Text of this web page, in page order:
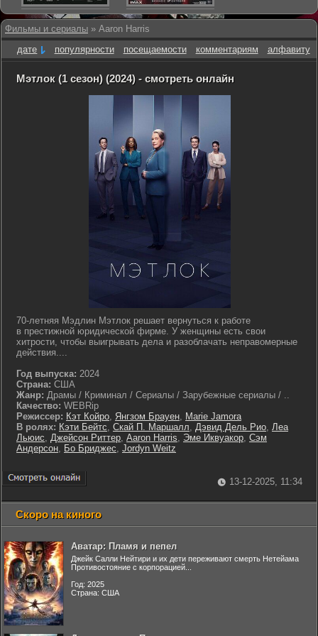
Фильмы и сериалы » Aaron Harris
дате
популярности посещаемости комментариям алфавиту
Мэтлок (1 сезон) (2024) - смотреть онлайн
70-летняя Мэдлин Мэтлок решает вернуться к работе
в престижной юридической фирме. У женщины есть свои
хитрости, чтобы выигрывать дела и разоблачать неправомерные
действия....
Год выпуска: 2024
Страна: США
Жанр: Драмы / Криминал / Сериалы / Зарубежные сериалы / ..
Качество: WEBRip
Режиссер: Кэт Койро, Янгзом Брауен, Marie Jamora
В ролях: Кэти Бейтс, Скай П. Маршалл, Дэвид Дель Рио, Леа
Льюис, Джейсон Риттер, Aaron Harris, Эме Иквуакор, Сэм
Андерсон, Бо Бриджес, Jordyn Weitz
13-12-2025, 11:34
Скоро на киного
Аватар: Пламя и пепел
Джейк Салли Нейтири и их дети переживают смерть Нетейама
Противостояние с корпорацией...
Год: 2025
Страна: США